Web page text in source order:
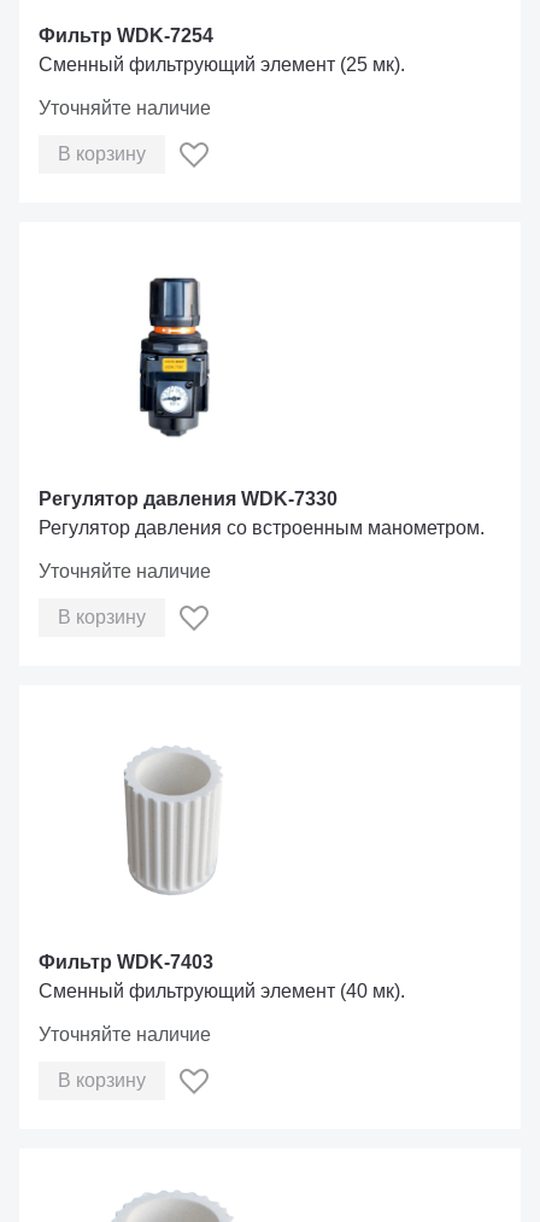
Фильтр WDK-7254
Сменный фильтрующий элемент (25 мк).
Уточняйте наличие
В корзину
Регулятор давления WDK-7330
Регулятор давления со встроенным манометром.
Уточняйте наличие
В корзину
Фильтр WDK-7403
Сменный фильтрующий элемент (40 мк).
Уточняйте наличие
В корзину